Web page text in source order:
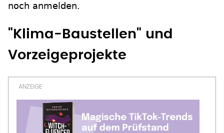
noch anmelden.
"Klima-Baustellen" und
Vorzeigeprojekte